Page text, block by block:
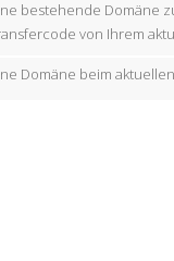
bestehende Domäne
von Ihrem
Domäne beim